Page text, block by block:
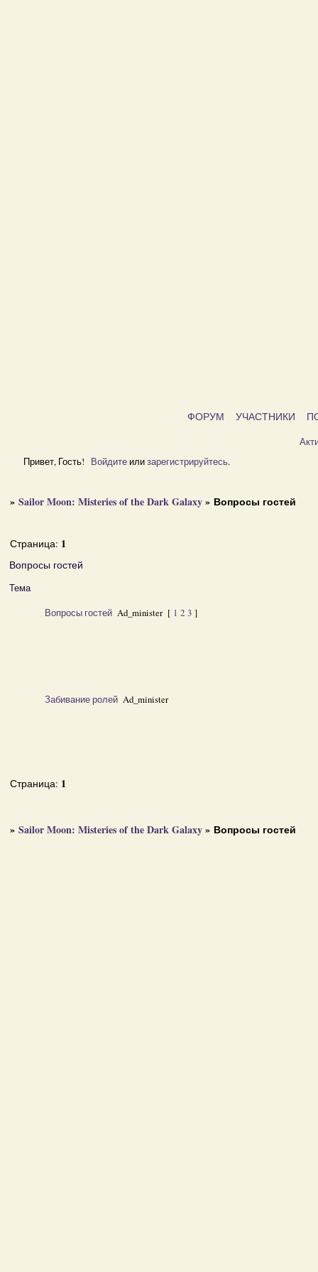
ФОРУМ УЧАСТНИКИ
Привет, Гость!
Войдитеилизарегистрируйтесь.
»Sailor Moon: Misteries of the Dark Galaxy» Вопросы гостей
Вопросы гостей
Страница: 1
Тема
Вопросы гостей Ad_minister [ 1 2 3 ]
Забивание ролей Ad_minister
Страница: 1
»Sailor Moon: Misteries of the Dark Galaxy» Вопросы гостей